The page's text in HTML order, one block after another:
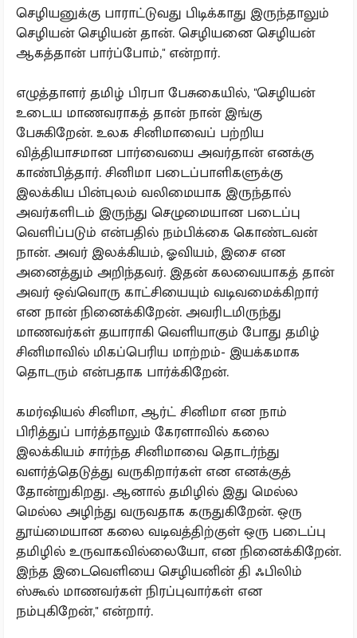
செழியனுக்கு பாராட்டுவது பிடிக்காது இருந்தாலும்
செழியன் செழியன் தான். செழியனை செழியன்
ஆகத்தான் பார்ப்போம்,'' என்றார்.
எழுத்தாளர் தமிழ் பிரபா பேசுகையில், ''செழியன்
உடைய மாணவராகத் தான் நான் இங்கு
பேசுகிறேன். உலக சினிமாவைப் பற்றிய
வித்தியாசமான பார்வையை அவர்தான் எனக்கு
காண்பித்தார். சினிமா படைப்பாளிகளுக்கு
இலக்கிய பின்புலம் வலிமையாக இருந்தால்
அவர்களிடம் இருந்து செழுமையான படைப்பு
வெளிப்படும் என்பதில் நம்பிக்கை கொண்டவன்
நான். அவர் இலக்கியம், ஓவியம், இசை என
அனைத்தும் அறிந்தவர். இதன் கலவையாகத் தான்
அவர் ஒவ்வொரு காட்சியையும் வடிவமைக்கிறார்
என நான் நினைக்கிறேன். அவரிடமிருந்து
மாணவர்கள் தயாராகி வெளியாகும் போது தமிழ்
சினிமாவில் மிகப்பெரிய மாற்றம்- இயக்கமாக
தொடரும் என்பதாக பார்க்கிறேன்.
கமர்ஷியல் சினிமா, ஆர்ட் சினிமா என நாம்
பிரித்துப் பார்த்தாலும் கேரளாவில் கலை
இலக்கியம் சார்ந்த சினிமாவை தொடர்ந்து
வளர்த்தெடுத்து வருகிறார்கள் என எனக்குத்
தோன்றுகிறது. ஆனால் தமிழில் இது மெல்ல
மெல்ல அழிந்து வருவதாக கருதுகிறேன். ஒரு
தூய்மையான கலை வடிவத்திற்குள் ஒரு படைப்பு
தமிழில் உருவாகவில்லையோ, என நினைக்கிறேன்.
இந்த இடைவெளியை செழியனின் தி ஃபிலிம்
ஸ்கூல் மாணவர்கள் நிரப்புவார்கள் என
நம்புகிறேன்,'' என்றார்.